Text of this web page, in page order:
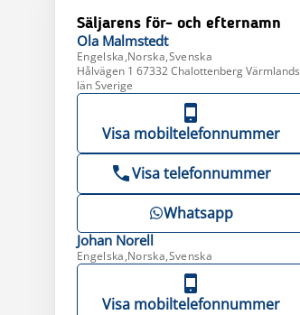
Säljarens för- och efternamn
Ola Malmstedt
Engelska,Norska,Svenska
Hålvägen 1 67332 Chalottenberg Värmlands
län Sverige
Visa mobiltelefonnummer
Visa telefonnummer
Whatsapp
Johan Norell
Engelska,Norska,Svenska
Visa mobiltelefonnummer